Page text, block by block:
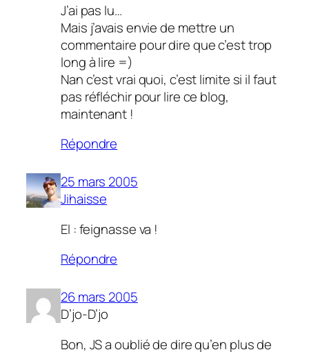
J’ai pas lu…
Mais j’avais envie de mettre un
commentaire pour dire que c’est trop
long à lire =)
Nan c’est vrai quoi, c’est limite si il faut
pas réfléchir pour lire ce blog,
maintenant !
Répondre
25 mars 2005
Jihaisse
El : feignasse va !
Répondre
26 mars 2005
D’jo-D’jo
Bon, JS a oublié de dire qu’en plus de